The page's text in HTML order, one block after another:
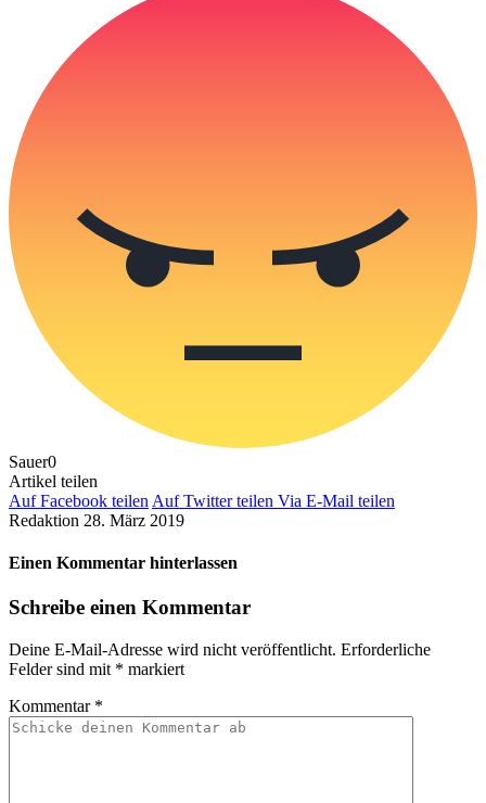
Sauer0
Artikel teilen
Auf Facebook teilen Auf Twitter teilen Via E-Mail teilen
Redaktion 28. März 2019
Einen Kommentar hinterlassen
Schreibe einen Kommentar
Deine E-Mail-Adresse wird nicht veröffentlicht. Erforderliche
Felder sind mit * markiert
Kommentar *